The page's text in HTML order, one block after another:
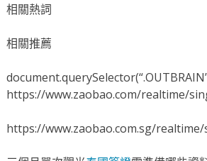
相關熱詞
相關推薦
https://www.zaobao.com/realtime/
https://www.zaobao.com.sg/